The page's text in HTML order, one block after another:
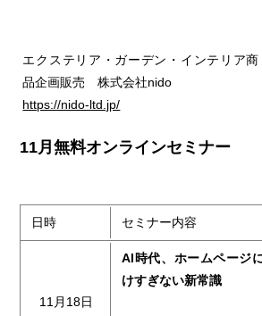
エクステリア・ガーデン・インテリア商
品企画販売 株式会社nido
https://nido-ltd.jp/
11月無料オンラインセミナー
日時 セミナー内容
11月18日
AI時代、ホームページ
けすぎない新常識